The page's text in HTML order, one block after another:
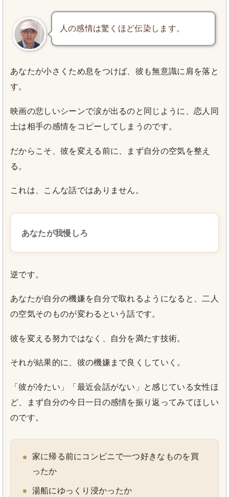
人の感情は驚くほど伝染します。
あなたが小さくため息をつけば、彼も無意識に肩を落と
す。
映画の悲しいシーンで涙が出るのと同じように、恋人同
士は相手の感情をコピーしてしまうのです。
だからこそ、彼を変える前に、まず自分の空気を整え
る。
これは、こんな話ではありません。
あなたが我慢しろ
逆です。
あなたが自分の機嫌を自分で取れるようになると、二人
の空気そのものが変わるという話です。
彼を変える努力ではなく、自分を満たす技術。
それが結果的に、彼の機嫌まで良くしていく。
「彼が冷たい」「最近会話がない」と感じている女性ほ
ど、まず自分の今日一日の感情を振り返ってみてほしい
のです。
家に帰る前にコンビニで一つ好きなものを買
ったか
湯船にゆっくり浸かったか